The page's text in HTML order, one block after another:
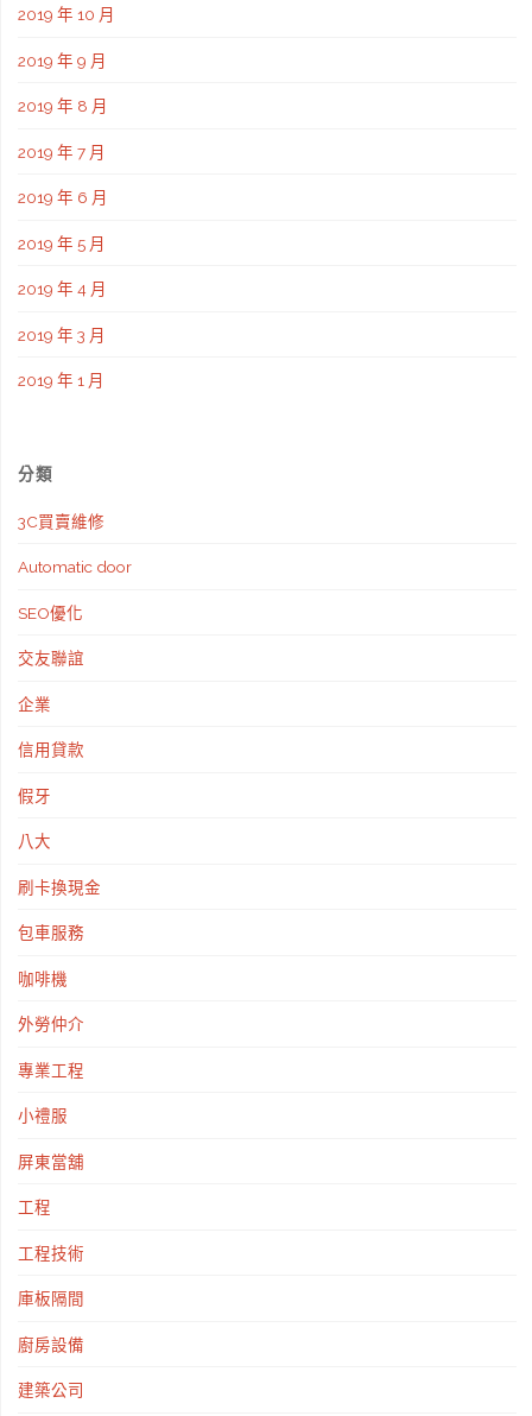
2019 年 10 月
2019 年 9 月
2019 年 8 月
2019 年 7 月
2019 年 6 月
2019 年 5 月
2019 年 4 月
2019 年 3 月
2019 年 1 月
分類
3C買賣維修
Automatic door
SEO優化
交友聯誼
企業
信用貸款
假牙
八大
刷卡換現金
包車服務
咖啡機
外勞仲介
專業工程
小禮服
屏東當舖
工程
工程技術
庫板隔間
廚房設備
建築公司